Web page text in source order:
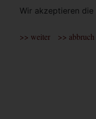
Wir akzeptieren